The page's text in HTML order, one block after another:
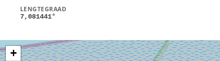
LENGTEGRAAD
7,081441°
+